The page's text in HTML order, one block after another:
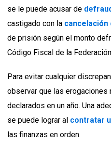
se le puede acusar de
castigado con la cancelación
de prisión según el monto
Código Fiscal de la
Para evitar cualquier
observar que las
declarados en un año. Una
se puede lograr al contratar
las finanzas en orden.